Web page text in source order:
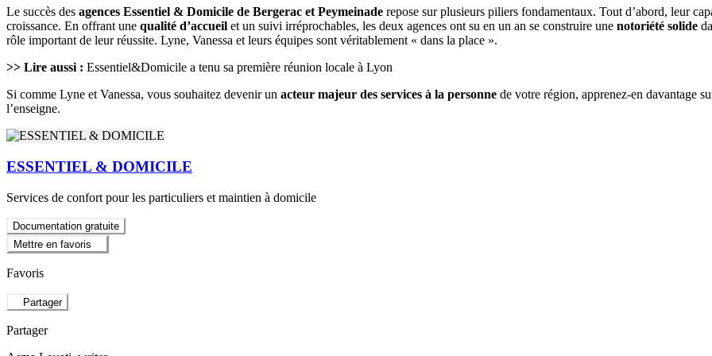
Le succès des agences Essentiel & Domicile de Bergerac et Peymeinade repose sur plusieurs piliers fondamentaux. Tout d’abord, leur
croissance. En offrant une qualité d’accueil et un suivi irréprochables, les deux agences ont su en un an se construire une notoriété solide
rôle important de leur réussite. Lyne, Vanessa et leurs équipes sont véritablement « dans la place ».
>> Lire aussi : Essentiel&Domicile a tenu sa première réunion locale à Lyon
Si comme Lyne et Vanessa, vous souhaitez devenir un acteur majeur des services à la personne de votre région, apprenez-en davantage
l’enseigne.
ESSENTIEL & DOMICILE
Services de confort pour les particuliers et maintien à domicile
Documentation gratuite
Mettre en favoris
Favoris
Partager
Partager